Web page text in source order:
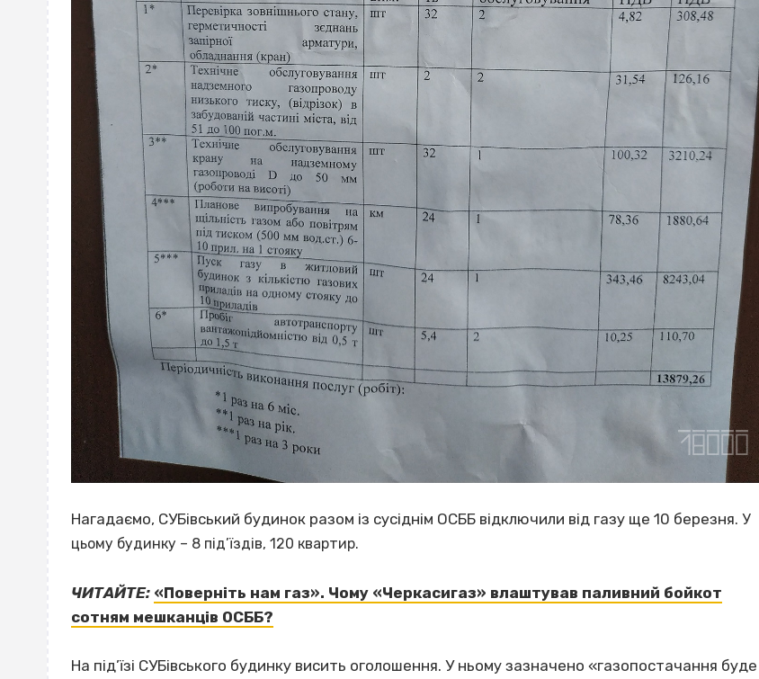
Нагадаємо, СУБівський будинок разом із сусіднім ОСББ відключили від газу ще 10 березня. У
цьому будинку – 8 під’їздів, 120 квартир.
ЧИТАЙТЕ: «Поверніть нам газ». Чому «Черкасигаз» влаштував паливний бойкот
сотням мешканців ОСББ?
На під’їзі СУБівського будинку висить оголошення. У ньому зазначено «газопостачання буде